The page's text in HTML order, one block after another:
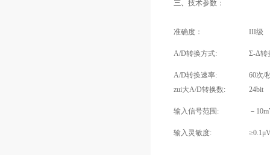
三、 技术参数：
准确度： III级
A/D转换方式: Σ-Δ转
A/D转换速率:
60次/
zui大A/D转换数:
24bit
输入信号范围: －
输入灵敏度: